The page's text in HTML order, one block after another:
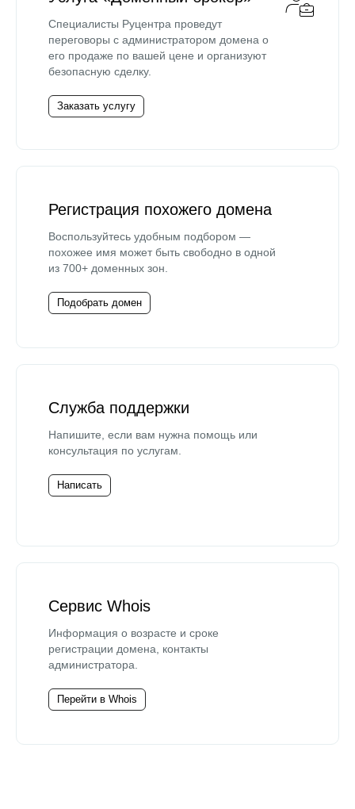
Специалисты Руцентра проведут
переговоры с администратором домена о
его продаже по вашей цене и организуют
безопасную сделку.
Заказать услугу
Регистрация похожего домена
Воспользуйтесь удобным подбором —
похожее имя может быть свободно в одной
из 700+ доменных зон.
Подобрать домен
Служба поддержки
Напишите, если вам нужна помощь или
консультация по услугам.
Написать
Сервис Whois
Информация о возрасте и сроке
регистрации домена, контакты
администратора.
Перейти в Whois